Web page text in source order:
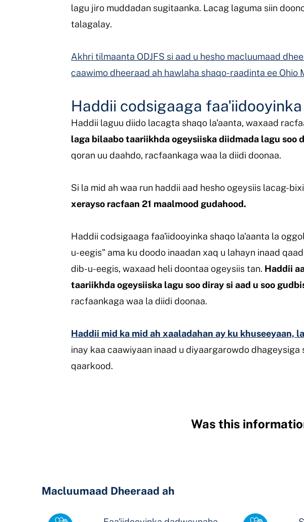
lagu jiro muddadan sugitaanka. Lacag laguma siin
talagalay.
Akhri tilmaanta ODJFS si aad u hesho macluumaad
caawimo dheeraad ah hawlaha shaqo-raadinta ee Ohio
Haddii codsigaaga
Haddii laguu diido lacagta shaqo la'aanta, waxaad
laga bilaabo taariikhda ogeysiiska diidmada lagu soo
qoran uu daahdo, racfaankaga waa la diidi doonaa.
Si la mid ah waa run haddii aad hesho ogeysiis lacag-
xerayso racfaan 21 maalmood gudahood.
Haddii codsigaaga faa'iidooyinka shaqo la'aanta la
u-eegis" ama ku doodo inaadan xaq u lahayn inaad
dib-u-eegis, waxaad heli doontaa ogeysiis tan. Haddii
taariikhda ogeysiiska lagu soo diray si aad u soo
racfaankaga waa la diidi doonaa.
Haddii mid ka mid ah xaaladahan ay ku khuseeyaan,
inay kaa caawiyaan inaad u diyaargarowdo
qaarkood.
Was this
Macluumaad Dheeraad ah